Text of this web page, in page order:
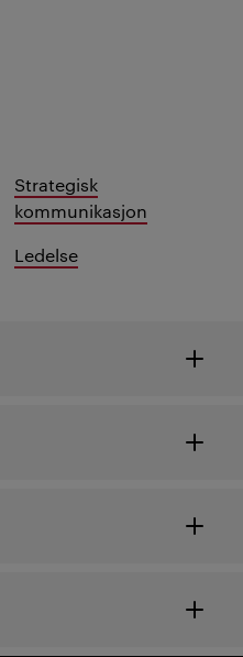
Strategisk
kommunikasjon
Ledelse